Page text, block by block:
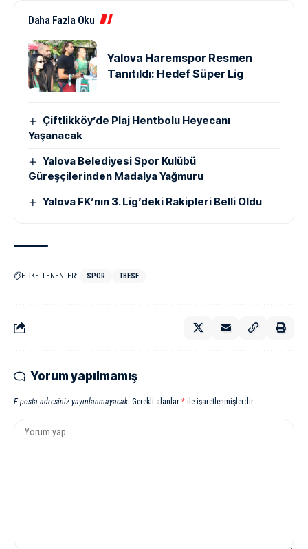
Daha Fazla Oku
Yalova Haremspor Resmen
Tanıtıldı: Hedef Süper Lig
Çiftlikköy’de Plaj Hentbolu Heyecanı
Yaşanacak
Yalova Belediyesi Spor Kulübü
Güreşçilerinden Madalya Yağmuru
Yalova FK’nın 3. Lig’deki Rakipleri Belli Oldu
ETİKETLENENLER: SPOR TBESF
Yorum yapılmamış
E-posta adresiniz yayınlanmayacak. Gerekli alanlar * ile işaretlenmişlerdir